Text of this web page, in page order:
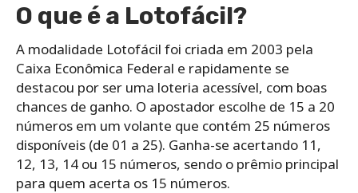
O que é a Lotofácil?
A modalidade Lotofácil foi criada em 2003 pela
Caixa Econômica Federal e rapidamente se
destacou por ser uma loteria acessível, com boas
chances de ganho. O apostador escolhe de 15 a 20
números em um volante que contém 25 números
disponíveis (de 01 a 25). Ganha-se acertando 11,
12, 13, 14 ou 15 números, sendo o prêmio principal
para quem acerta os 15 números.